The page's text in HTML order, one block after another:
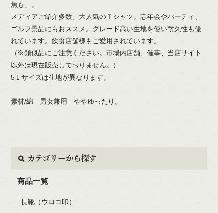
魚も」。
メディアご紹介多数。大人気のＴシャツ。忘年会やパーティ、
ゴルフ景品にもおススメ。グレード高い生地を使い耐久性も優
れています。飲食店舗様もご愛用されています。
（※類似品にご注意ください。市場内店舗、催事、当店サイト
以外は現在販売しておりません。）
5Ｌサイズは生地が異なります。
素材/綿 男女兼用 ややゆったり。
カテゴリーから探す
商品一覧
長靴（ウロコ印）